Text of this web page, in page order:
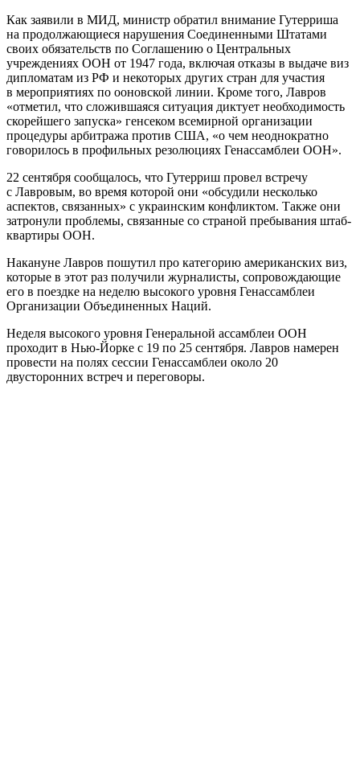
Как заявили в МИД, министр обратил внимание Гутерриша
на продолжающиеся нарушения Соединенными Штатами
своих обязательств по Соглашению о Центральных
учреждениях ООН от 1947 года, включая отказы в выдаче виз
дипломатам из РФ и некоторых других стран для участия
в мероприятиях по ооновской линии. Кроме того, Лавров
«отметил, что сложившаяся ситуация диктует необходимость
скорейшего запуска» генсеком всемирной организации
процедуры арбитража против США, «о чем неоднократно
говорилось в профильных резолюциях Генассамблеи ООН».
22 сентября сообщалось, что Гутерриш провел встречу
с Лавровым, во время которой они «обсудили несколько
аспектов, связанных» с украинским конфликтом. Также они
затронули проблемы, связанные со страной пребывания штаб-
квартиры ООН.
Накануне Лавров пошутил про категорию американских виз,
которые в этот раз получили журналисты, сопровождающие
его в поездке на неделю высокого уровня Генассамблеи
Организации Объединенных Наций.
Неделя высокого уровня Генеральной ассамблеи ООН
проходит в Нью-Йорке с 19 по 25 сентября. Лавров намерен
провести на полях сессии Генассамблеи около 20
двусторонних встреч и переговоры.